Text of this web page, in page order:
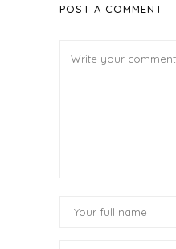
POST A COMMENT